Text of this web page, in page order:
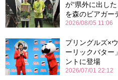
が“県外に出し
を森のビアガー
2026/08/05 11:06
プリングルズ×
ーリックバタ
ントに登場
2026/07/01 22:12